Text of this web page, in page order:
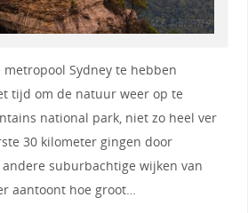
Sydney te hebben
tijd om de natuur weer op te
national park, niet zo heel ver
30 kilometer gingen door
suburbachtige wijken van
aantoont hoe groot…